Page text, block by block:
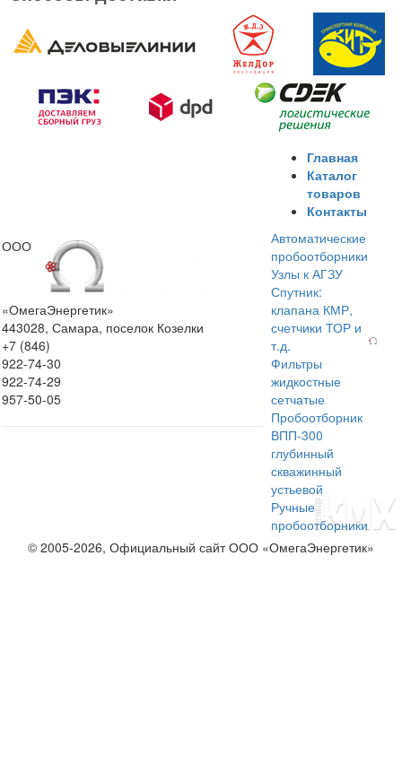
ООО
«ОмегаЭнергетик»
443028, Самара, поселок Козелки
+7 (846)
922-74-30
922-74-29
957-50-05
Главная
Каталог
товаров
Контакты
Автоматические
пробоотборники
Узлы к АГЗУ
Спутник:
клапана КМР,
счетчики ТОР и
т.д.
Фильтры
жидкостные
сетчатые
Пробоотборник
ВПП-300
глубинный
скважинный
устьевой
Ручные
пробоотборники
© 2005-2026, Официальный сайт ООО «ОмегаЭнергетик»